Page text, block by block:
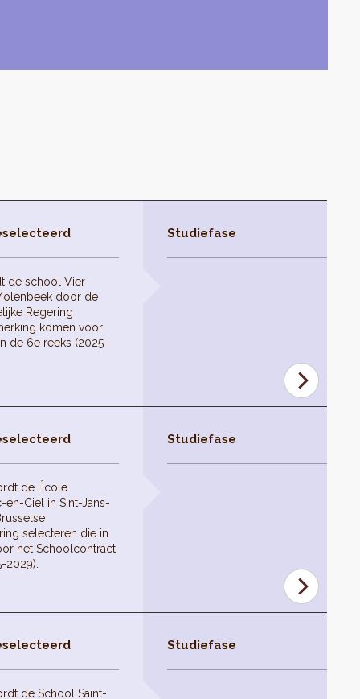
de school Vier
door de
Regering
komen voor
de 6e reeks (2025-
Studiefase
de École
en-Ciel in Sint-Jans-
selecteren die in
het Schoolcontract
2029).
Studiefase
de School Saint-
Studiefase